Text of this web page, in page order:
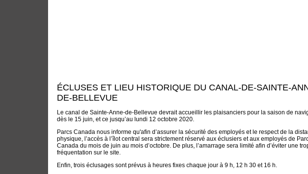
ÉCLUSES ET LIEU HISTORIQUE DU CANAL-DE-SAINTE-
DE-BELLEVUE
Le canal de Sainte-Anne-de-Bellevue devrait accueillir les plaisanciers pour la saison de
dès le 15 juin, et ce jusqu’au lundi 12 octobre 2020.
Parcs Canada nous informe qu'afin d’assurer la sécurité des employés et le respect de la
physique, l’accès à l’îlot central sera strictement réservé aux éclusiers et aux employés de
Canada du mois de juin au mois d’octobre. De plus, l’amarrage sera limité afin d’éviter une
fréquentation sur le site.
Enfin, trois éclusages sont prévus à heures fixes chaque jour à 9 h, 12 h 30 et 16 h.